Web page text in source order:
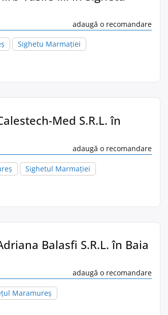
adaugă o recomandare
Sighetu Marmaţiei
Med S.R.L. în
adaugă o recomandare
Sighetul Marmaţiei
Balasfi S.R.L. în Baia
adaugă o recomandare
Maramureș